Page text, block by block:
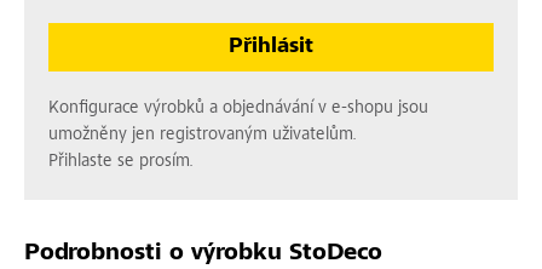
Přihlásit
Konfigurace výrobků a objednávání v e-shopu jsou
umožněny jen registrovaným uživatelům.
Přihlaste se prosím.
Podrobnosti o výrobku StoDeco